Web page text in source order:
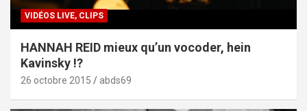
VIDÉOS LIVE, CLIPS
HANNAH REID mieux qu’un vocoder, hein
Kavinsky !?
26 octobre 2015 abds69